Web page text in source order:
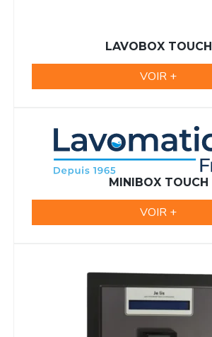
LAVOBOX TOUCH
VOIR +
MINIBOX TOUCH
VOIR +